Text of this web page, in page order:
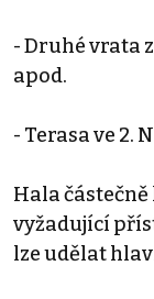
- Druhé vrata
apod.
- Terasa ve 2.
Hala
vyžadující
lze udělat